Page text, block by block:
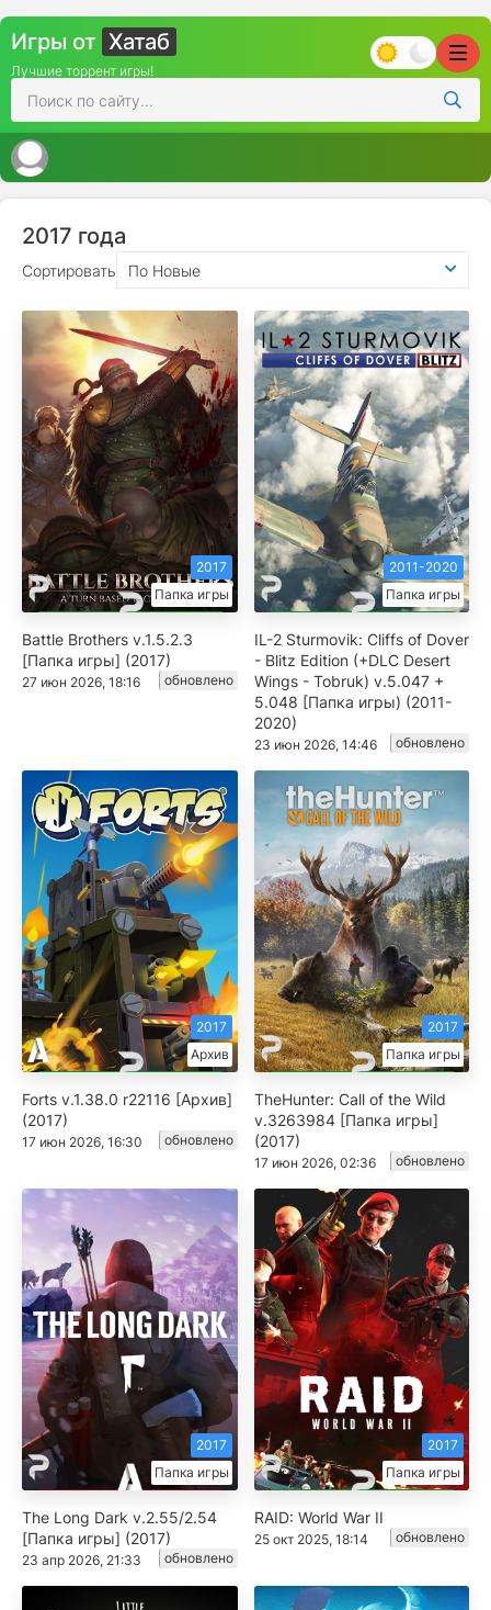
Игры от Хатаб
Лучшие торрент игры!
2017 года
Сортировать По Новые
Папка игры
2017
Battle Brothers v.1.5.2.3
[Папка игры] (2017)
27 июн 2026, 18:16 обновлено
Папка игры
2011-2020
IL-2 Sturmovik: Cliffs of Dover
- Blitz Edition (+DLC Desert
Wings - Tobruk) v.5.047 +
5.048 [Папка игры) (2011-
2020)
23 июн 2026, 14:46 обновлено
Архив
2017
Forts v.1.38.0 r22116 [Архив]
(2017)
17 июн 2026, 16:30 обновлено
Папка игры
2017
TheHunter: Call of the Wild
v.3263984 [Папка игры]
(2017)
17 июн 2026, 02:36 обновлено
Папка игры
2017
The Long Dark v.2.55/2.54
[Папка игры] (2017)
23 апр 2026, 21:33 обновлено
Папка игры
2017
RAID: World War II
25 окт 2025, 18:14 обновлено